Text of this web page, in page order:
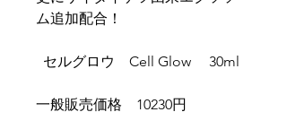
ム追加配合！
セルグロウ Cell Glow 30ml
一般販売価格 10230円